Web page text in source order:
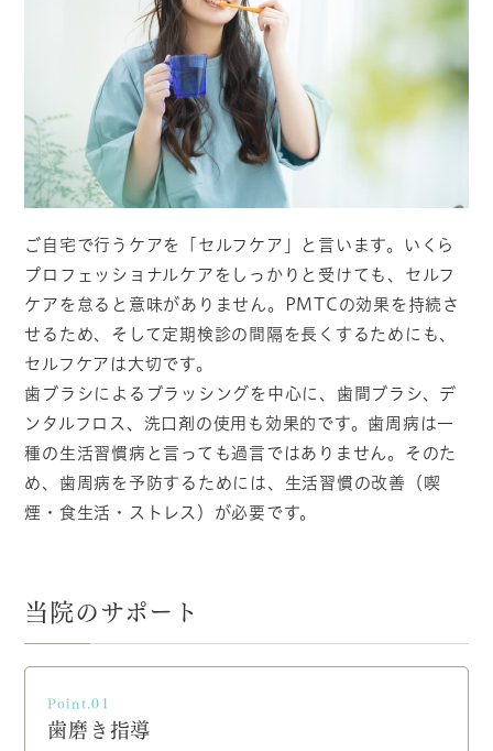
ご自宅で行うケアを「セルフケア」と言います。いくら
プロフェッショナルケアをしっかりと受けても、セルフ
ケアを怠ると意味がありません。PMTCの効果を持続さ
せるため、そして定期検診の間隔を長くするためにも、
セルフケアは大切です。
歯ブラシによるブラッシングを中心に、歯間ブラシ、デ
ンタルフロス、洗口剤の使用も効果的です。歯周病は一
種の生活習慣病と言っても過言ではありません。そのた
め、歯周病を予防するためには、生活習慣の改善（喫
煙・食生活・ストレス）が必要です。
当院のサポート
Point.01
歯磨き指導